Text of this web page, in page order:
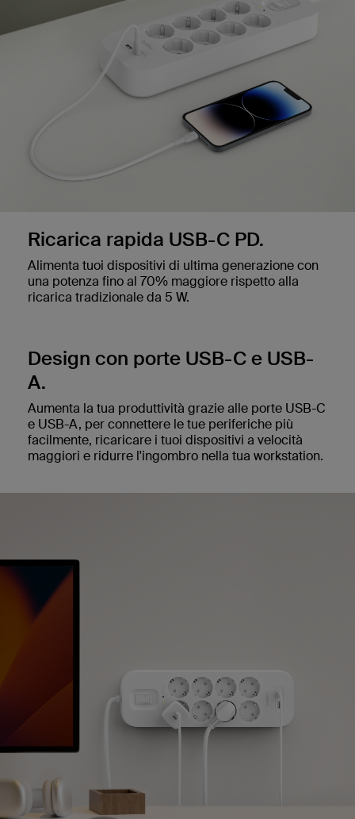
Ricarica rapida USB-C PD.
Alimenta tuoi dispositivi di ultima generazione con
una potenza fino al 70% maggiore rispetto alla
ricarica tradizionale da 5 W.
Design con porte USB-C e USB-
A.
Aumenta la tua produttività grazie alle porte USB-C
e USB-A, per connettere le tue periferiche più
facilmente, ricaricare i tuoi dispositivi a velocità
maggiori e ridurre l'ingombro nella tua workstation.